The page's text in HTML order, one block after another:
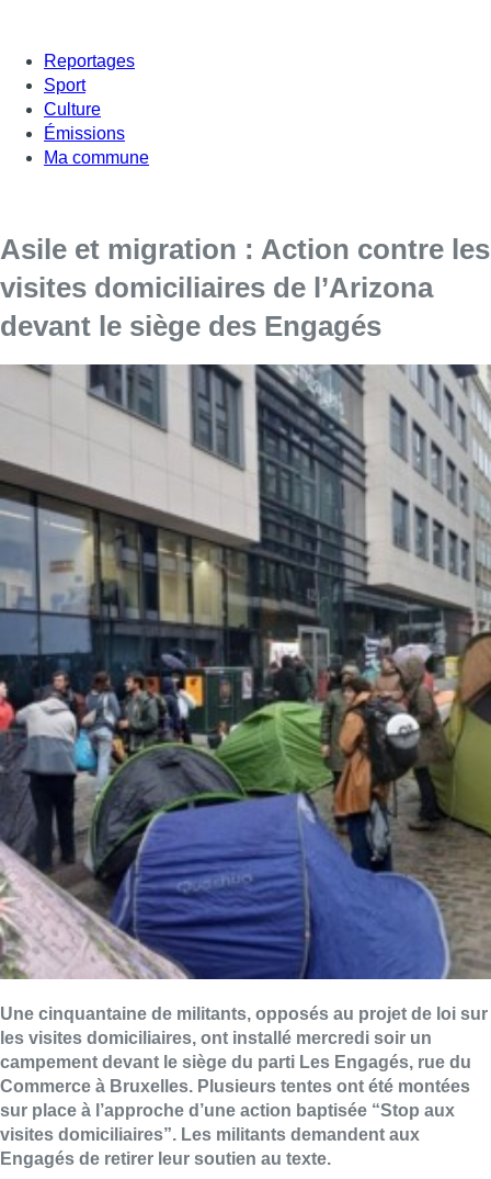
Reportages
Sport
Culture
Émissions
Ma commune
Asile et migration : Action contre les
visites domiciliaires de l’Arizona
devant le siège des Engagés
Une cinquantaine de militants, opposés au projet de loi sur
les visites domiciliaires, ont installé mercredi soir un
campement devant le siège du parti Les Engagés, rue du
Commerce à Bruxelles. Plusieurs tentes ont été montées
sur place à l’approche d’une action baptisée “Stop aux
visites domiciliaires”. Les militants demandent aux
Engagés de retirer leur soutien au texte.